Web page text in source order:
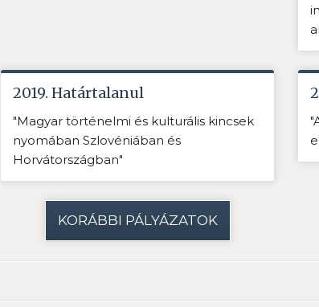
2019. Határtalanul
"Magyar történelmi és kulturális kincsek
nyomában Szlovéniában és
Horvátországban"
KORÁBBI PÁLYÁZATOK